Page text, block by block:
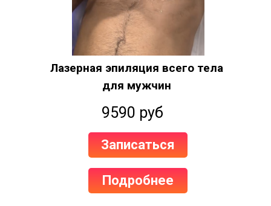
Лазерная эпиляция всего тела
для мужчин
9590 руб
Записаться
Подробнее